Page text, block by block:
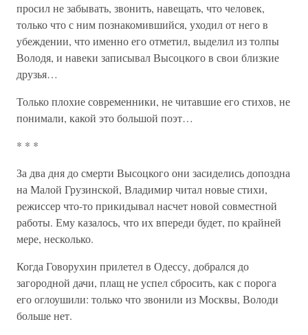
просил не забывать, звонить, навещать, что человек,
только что с ним познакомившийся, уходил от него в
убеждении, что именно его отметил, выделил из толпы
Володя, и навеки записывал Высоцкого в свои близкие
друзья…
Только плохие современники, не читавшие его стихов, не
понимали, какой это большой поэт…
* * *
За два дня до смерти Высоцкого они засиделись допоздна
на Малой Грузинской, Владимир читал новые стихи,
режиссер что-то прикидывал насчет новой совместной
работы. Ему казалось, что их впереди будет, по крайней
мере, несколько.
Когда Говорухин прилетел в Одессу, добрался до
загородной дачи, плащ не успел сбросить, как с порога
его оглоушили: только что звонили из Москвы, Володи
больше нет.